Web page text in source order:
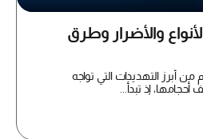
والأضرار وطرق
من أبرز التهديدات التي تواجه
إذ تبدأ...